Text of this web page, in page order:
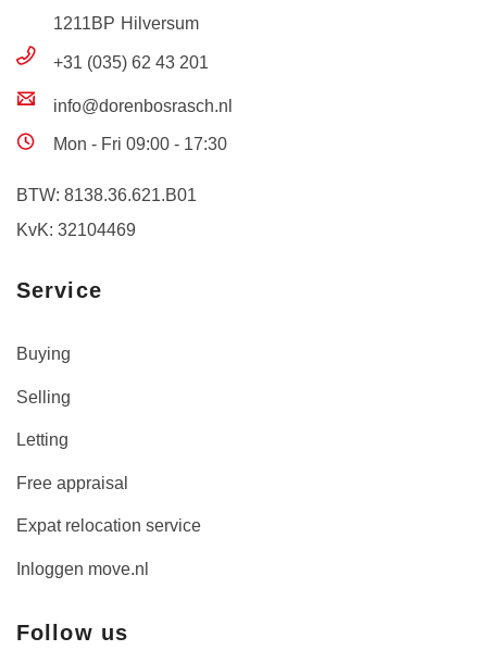
1211BP Hilversum
+31 (035) 62 43 201
info@dorenbosrasch.nl
Mon - Fri 09:00 - 17:30
BTW: 8138.36.621.B01
KvK: 32104469
Service
Buying
Selling
Letting
Free appraisal
Expat relocation service
Inloggen move.nl
Follow us